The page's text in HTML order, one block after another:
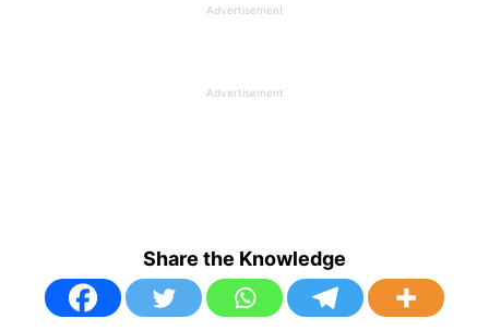
Advertisement
Advertisement
Share the Knowledge